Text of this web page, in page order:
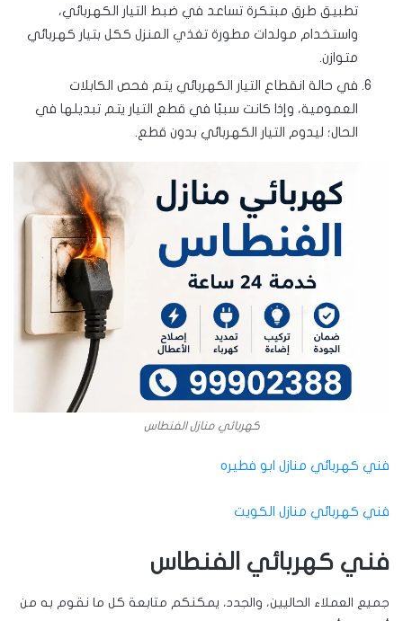
تطبيق طرق مبتكرة تساعد في ضبط التيار الكهربائي،
واستخدام مولدات مطورة تغذي المنزل ككل بتيار كهربائي
متوازن.
في حالة انقطاع التيار الكهربائي يتم فحص الكابلات
العمومية، وإذا كانت سببًا في قطع التيار يتم تبديلها في
الحال؛ ليدوم التيار الكهربائي بدون قطع.
كهربائي منازل الفنطاس
فني كهربائي منازل ابو فطيره
فني كهربائي منازل الكويت
فني كهربائي الفنطاس
جميع العملاء الحاليين، والجدد، يمكنكم متابعة كل ما نقوم به من